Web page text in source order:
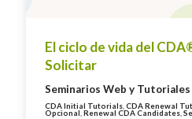
El ciclo de vida del
Solicitar
Seminarios Web y Tutoriales
CDA Initial Tutorials ,CDA Renewal
Opcional ,Renewal CDA Candidates ,